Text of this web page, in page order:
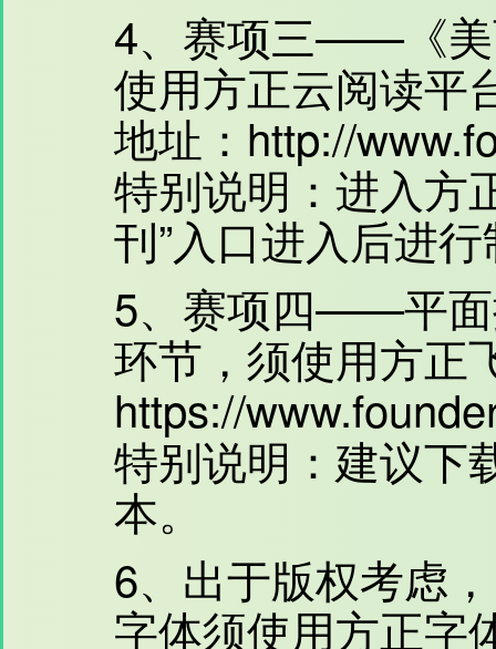
4、赛项三——《美
使用方正云阅读平
地址：http://
特别说明：进入方
刊”入口进入后进
5、赛项四——平面
环节，须使用方正
https://
特别说明：建议下
本。
6、出于版权考虑
字体须使用方正字